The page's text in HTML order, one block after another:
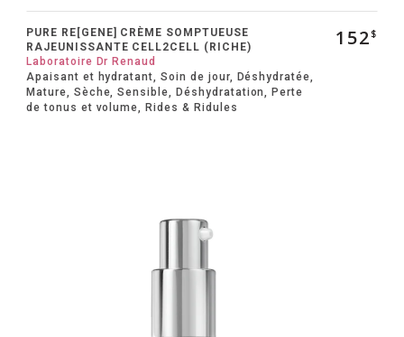
PURE RE[GENE] CRÈME SOMPTUEUSE
RAJEUNISSANTE CELL2CELL (RICHE)
Laboratoire Dr Renaud
Apaisant et hydratant, Soin de jour, Déshydratée,
Mature, Sèche, Sensible, Déshydratation, Perte
de tonus et volume, Rides & Ridules
152$